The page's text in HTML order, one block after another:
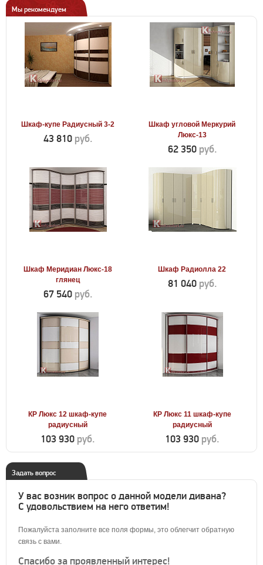
Мы рекомендуем
Шкаф-купе Радиусный 3-2
43 810 руб.
Шкаф угловой Меркурий
Люкс-13
62 350 руб.
Шкаф Меридиан Люкс-18
глянец
67 540 руб.
Шкаф Радиолла 22
81 040 руб.
КР Люкс 12 шкаф-купе
радиусный
103 930 руб.
КР Люкс 11 шкаф-купе
радиусный
103 930 руб.
Задать вопрос
У вас возник вопрос о данной модели дивана?
С удовольствием на него ответим!
Пожалуйста заполните все поля формы, это облегчит обратную
связь с вами.
Спасибо за проявленный интерес!